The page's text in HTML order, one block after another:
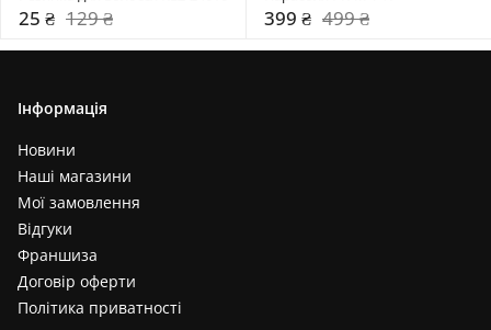
25 ₴ 129 ₴ 399 ₴ 499 ₴
Інформація
Новини
Наші магазини
Мої замовлення
Відгуки
Франшиза
Договір оферти
Політика приватності